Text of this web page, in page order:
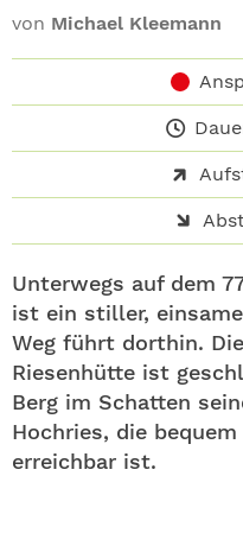
von Michael Kleemann
Unterwegs auf dem
ist ein stiller,
Weg führt dorthin.
Riesenhütte ist
Berg im Schatten
Hochries, die
erreichbar ist.
SHOP